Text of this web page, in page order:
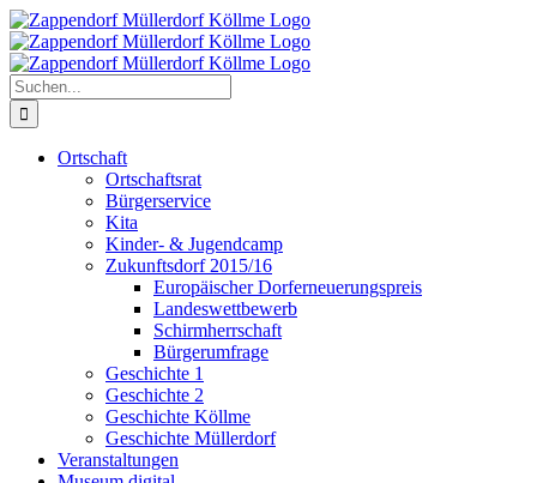
Zum
Inhalt
springen
Suche
nach:
Ortschaft
Ortschaftsrat
Bürgerservice
Kita
Kinder- & Jugendcamp
Zukunftsdorf 2015/16
Europäischer Dorferneuerungspreis
Landeswettbewerb
Schirmherrschaft
Bürgerumfrage
Geschichte 1
Geschichte 2
Geschichte Köllme
Geschichte Müllerdorf
Veranstaltungen